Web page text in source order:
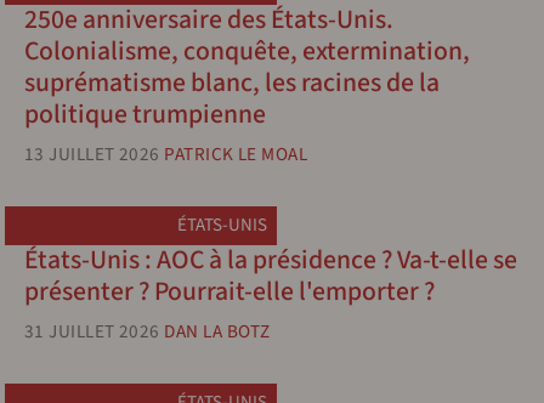
250e anniversaire des États-Unis.
Colonialisme, conquête, extermination,
suprématisme blanc, les racines de la
politique trumpienne
13 JUILLET 2026 PATRICK LE MOAL
ÉTATS-UNIS
États-Unis : AOC à la présidence ? Va-t-elle se
présenter ? Pourrait-elle l'emporter ?
31 JUILLET 2026 DAN LA BOTZ